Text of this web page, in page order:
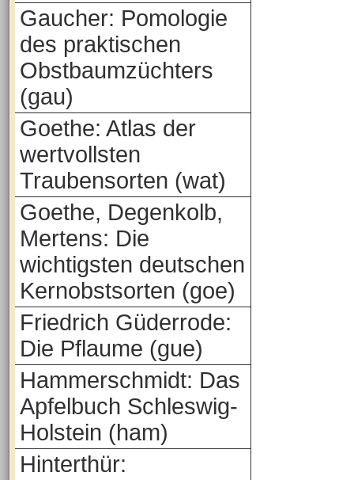
Gaucher: Pomologie
des praktischen
Obstbaumzüchters
(gau)
Goethe: Atlas der
wertvollsten
Traubensorten (wat)
Goethe, Degenkolb,
Mertens: Die
wichtigsten deutschen
Kernobstsorten (goe)
Friedrich Güderrode:
Die Pflaume (gue)
Hammerschmidt: Das
Apfelbuch Schleswig-
Holstein (ham)
Hinterthür: